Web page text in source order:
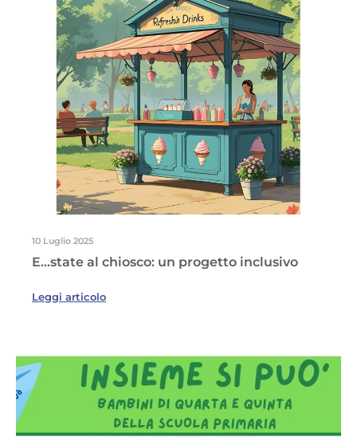
10 Luglio 2025
E…state al chiosco: un progetto inclusivo
Leggi articolo